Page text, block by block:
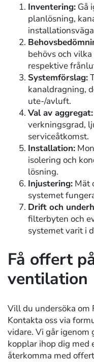
Inventering: Gå
planlösning,
behövs och
respektive
Systemförslag:
kanaldragning,
ute-/avluft.
Val av aggregat:
verkningsgrad,
serviceåtkomst.
Installation:
isolering och
lösning.
Injustering: Mät
systemet
Drift och
filterbyten och
systemet varit i
Få offert
ventilation
Vill du undersöka om
Kontakta oss via
vidare. Vi går
kopplar ihop dig med
återkomma med